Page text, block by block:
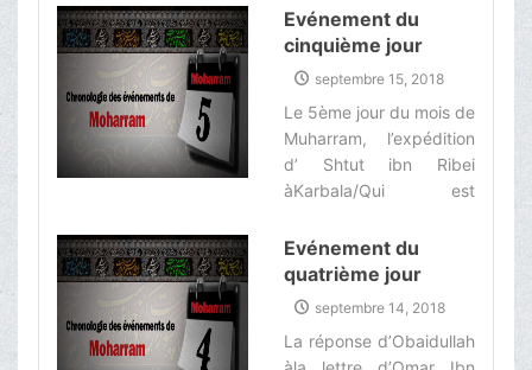
Bani Asad et l’apathie
dans l’assistance de
l’Imam Hussein (as)/ Le
sixième jour, la lettre de
l’Imam (as) de Karbala
pour son frère
Muhammad ibn
Hanafiyah et les Bani
Evénement du
cinquième jour
septembre 15, 2018
Le 5ème jour du mois de
Muharram, l’expédition
d’ Shtut ibn Ribei
àKarbala/Qui est
visages de
Kuffa ?/L’arrivée de
Hesin ibn Numeir
àKuffa/Le 5ème jour du
mois de Muharram,
Evénement du
quatrième jour
septembre 14, 2018
La réponse d’Obaidullah